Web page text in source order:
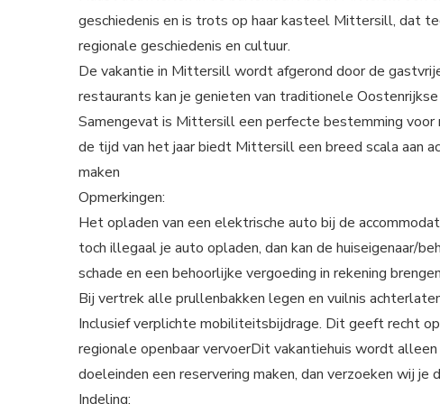
geschiedenis en is trots op haar kasteel Mittersill, dat
regionale geschiedenis en cultuur.
De vakantie in Mittersill wordt afgerond door de
restaurants kan je genieten van traditionele
Samengevat is Mittersill een perfecte bestemming
de tijd van het jaar biedt Mittersill een breed scala aan
maken
Opmerkingen:
Het opladen van een elektrische auto bij de
toch illegaal je auto opladen, dan kan de huiseigenaar/
schade en een behoorlijke vergoeding in rekening brengen
Bij vertrek alle prullenbakken legen en vuilnis
Inclusief verplichte mobiliteitsbijdrage. Dit geeft recht
regionale openbaar vervoerDit vakantiehuis wordt
doeleinden een reservering maken, dan verzoeken wij
Indeling: